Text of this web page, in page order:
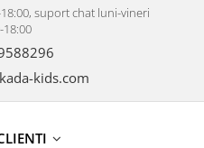
suport chat luni-vineri
18:00
kids.com